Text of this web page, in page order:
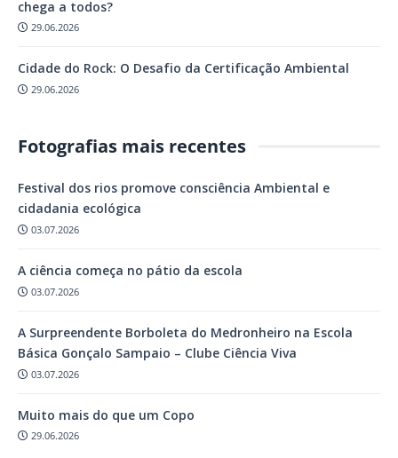
chega a todos?
29.06.2026
Cidade do Rock: O Desafio da Certificação Ambiental
29.06.2026
Fotografias mais recentes
Festival dos rios promove consciência Ambiental e
cidadania ecológica
03.07.2026
A ciência começa no pátio da escola
03.07.2026
A Surpreendente Borboleta do Medronheiro na Escola
Básica Gonçalo Sampaio – Clube Ciência Viva
03.07.2026
Muito mais do que um Copo
29.06.2026